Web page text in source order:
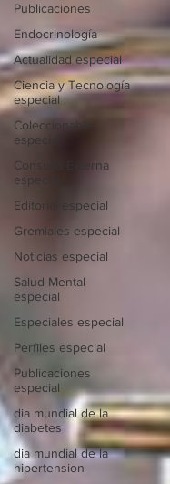
Publicaciones
Endocrinología
Actualidad especial
Ciencia y Tecnología
especial
Coleccionable
especial
Consulta Externa
especial
Editorial especial
Gremiales especial
Noticias especial
Salud Mental
especial
Especiales especial
Perfiles especial
Publicaciones
especial
dia mundial de la
diabetes
dia mundial de la
hipertension